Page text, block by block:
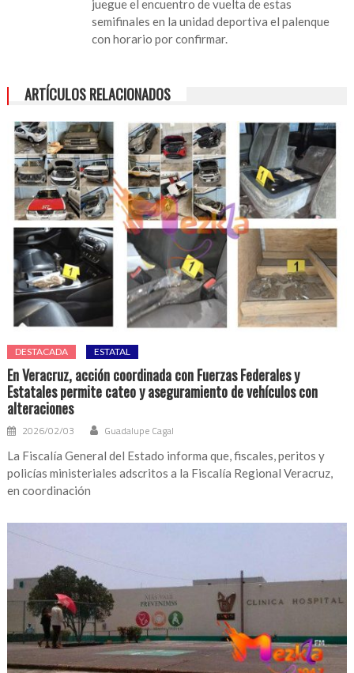
juegue el encuentro de vuelta de estas
semifinales en la unidad deportiva el palenque
con horario por confirmar.
ARTÍCULOS RELACIONADOS
DESTACADA ESTATAL
En Veracruz, acción coordinada con Fuerzas Federales y
Estatales permite cateo y aseguramiento de vehículos con
alteraciones
2026/02/03 Guadalupe Cagal
La Fiscalía General del Estado informa que, fiscales, peritos y
policías ministeriales adscritos a la Fiscalía Regional Veracruz,
en coordinación